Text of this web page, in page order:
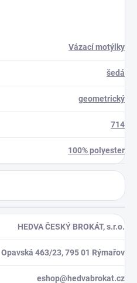
Vázací motýlky
šedá
geometrický
714
100% polyester
HEDVA ČESKÝ BROKÁT, s.r.o.
Opavská 463/23, 795 01 Rýmařov
eshop@hedvabrokat.cz